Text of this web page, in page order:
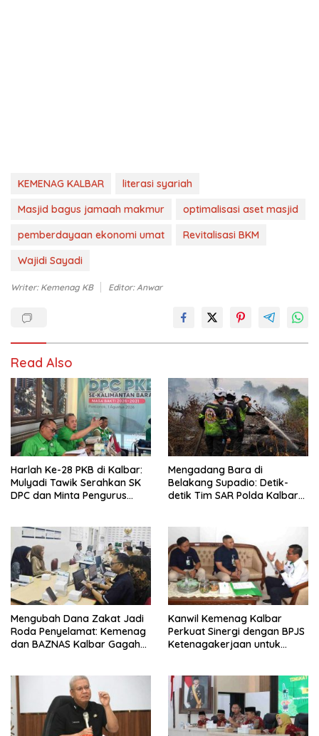
KEMENAG KALBAR
literasi syariah
Masjid bagus jamaah makmur
optimalisasi aset masjid
pemberdayaan ekonomi umat
Revitalisasi BKM
Wajidi Sayadi
Writer: Kemenag KB Editor: Anwar
Read Also
Harlah Ke-28 PKB di Kalbar:
Mulyadi Tawik Serahkan SK
DPC dan Minta Pengurus
Mengadang Bara di
Belakang Supadio: Detik-
detik Tim SAR Polda Kalbar
Mengubah Dana Zakat Jadi
Roda Penyelamat: Kemenag
dan BAZNAS Kalbar Gagah
Kanwil Kemenag Kalbar
Perkuat Sinergi dengan BPJS
Ketenagakerjaan untuk